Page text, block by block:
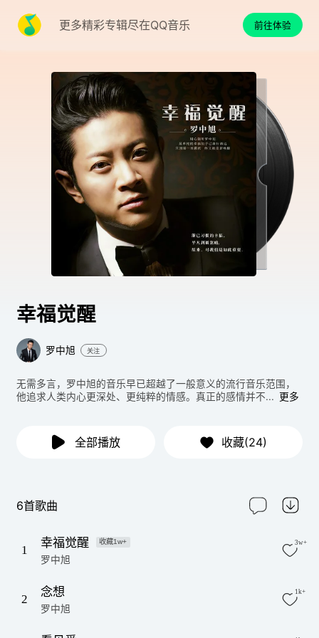
更多精彩专辑尽在QQ音乐 前往体验
幸福觉醒
罗中旭 关注
无需多言，罗中旭的音乐早已超越了一般意义的流行音乐范围，
他追求人类内心更深处、更纯粹的情感。真正的感情并不... 更多
全部播放 收藏(24)
6首歌曲
1
幸福觉醒 收藏1w+
罗中旭
3w+
2
念想
罗中旭
1k+